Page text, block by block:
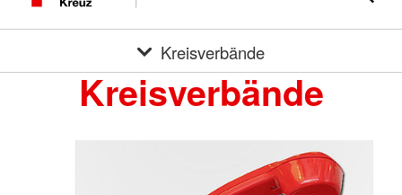
Kreisverbände
Kreisverbände